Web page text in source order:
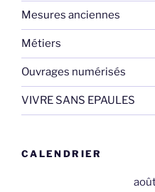
Mesures anciennes
Métiers
Ouvrages numérisés
VIVRE SANS EPAULES
CALENDRIER